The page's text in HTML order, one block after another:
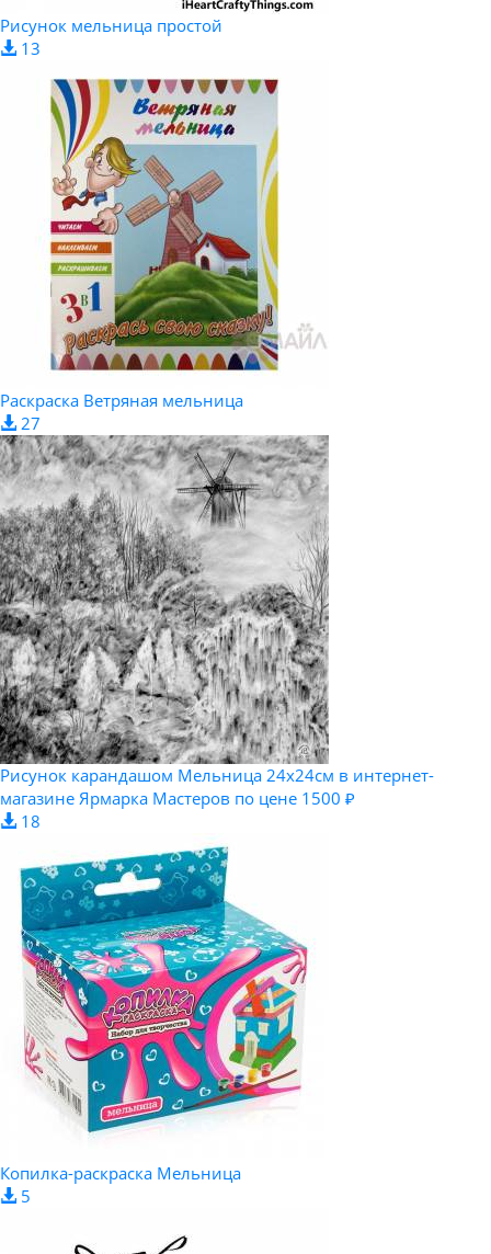
Рисунок мельница простой
13
Раскраска Ветряная мельница
27
Рисунок карандашом Мельница 24х24см в интернет-
магазине Ярмарка Мастеров по цене 1500 ₽
18
Копилка-раскраска Мельница
5